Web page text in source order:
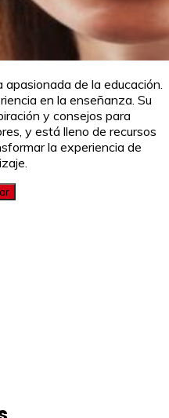
de la educación.
en la enseñanza. Su
y consejos para
y está lleno de recursos
la experiencia de